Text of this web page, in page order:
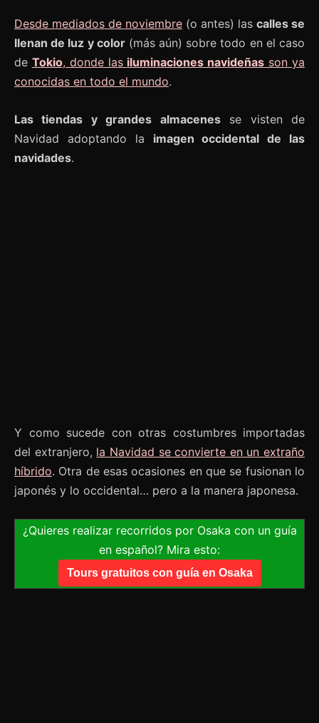
Desde mediados de noviembre (o antes) las calles se
llenan de luz y color(más aún) sobre todo en el caso
de Tokio, donde las iluminaciones navideñas son ya
conocidas en todo el mundo.
Las tiendas y grandes almacenesse visten de
Navidad adoptando la imagen occidental de las
navidades.
Y como sucede con otras costumbres importadas
del extranjero, la Navidad se convierte en un extraño
híbrido. Otra de esas ocasiones en que se fusionan lo
japonés y lo occidental… pero a la manera japonesa.
¿Quieres realizar recorridos por Osaka con un guía
en español? Mira esto:
Tours gratuitos con guía en Osaka